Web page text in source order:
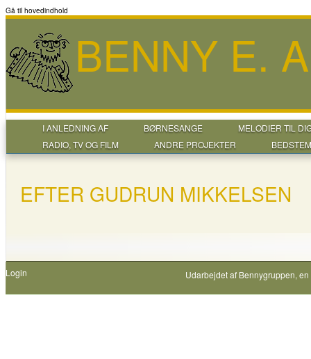
Gå til hovedindhold
BENNY E.
I ANLEDNING AF BØRNESANGE
MELODIER TIL
RADIO, TV OG FILM
ANDRE PROJEKTER
EFTER GUDRUN MIKKELSEN
Login Udarbejdet af Bennygruppen,